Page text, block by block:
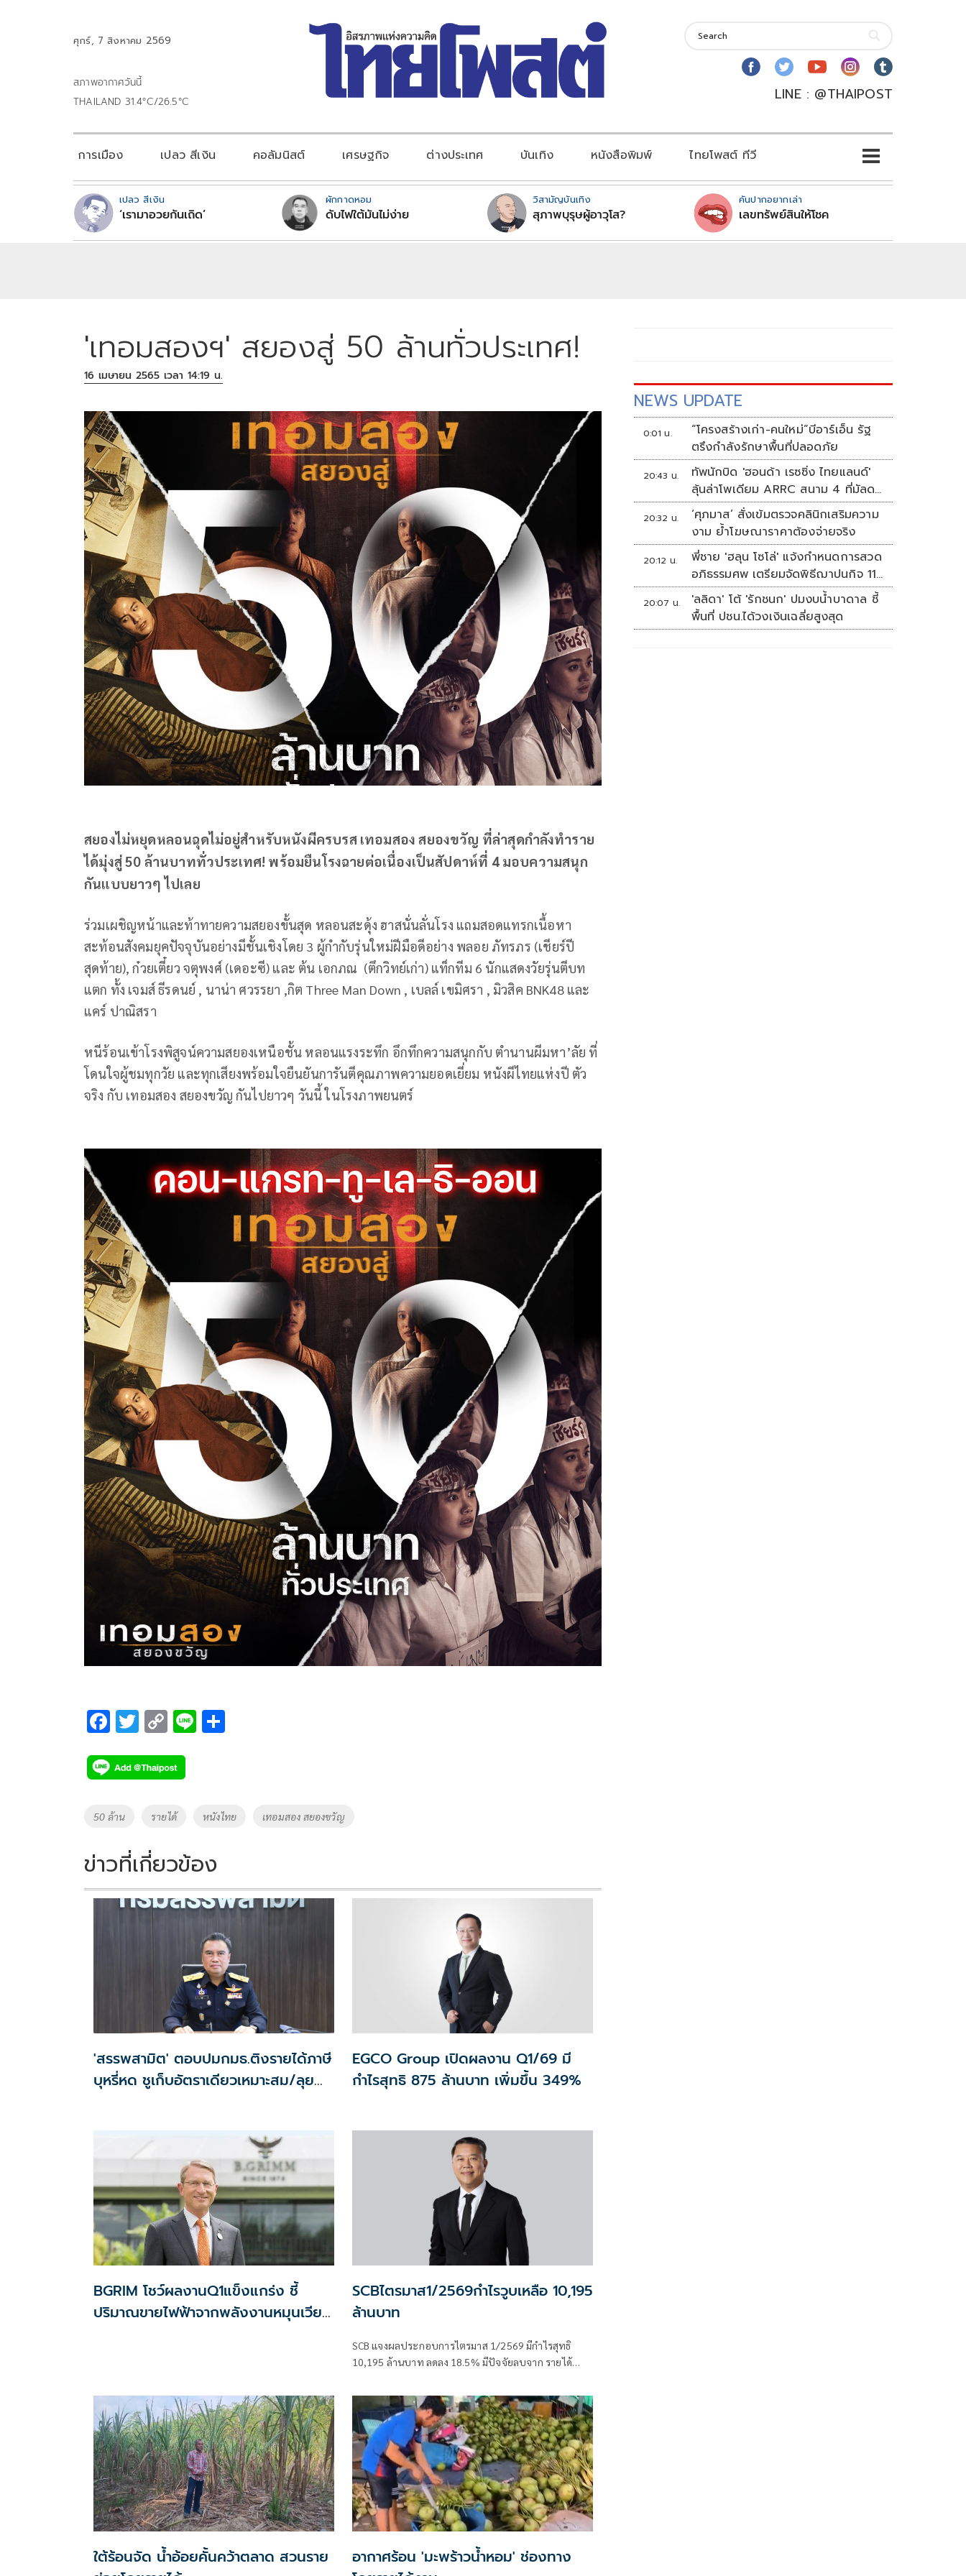
ศุกร์, 7 สิงหาคม 2569
สภาพอากาศวันนี้
THAILAND 31.4°C/26.5°C
LINE : @THAIPOST
การเมือง เปลว สีเงิน คอลัมนิสต์ เศรษฐกิจ ต่างประเทศ บันเทิง หนังสือพิมพ์ ไทยโพสต์ ทีวี
เปลว สีเงิน
‘เรามาอวยกันเถิด’
ผักกาดหอม
ดับไฟใต้มันไม่ง่าย
วิสามัญบันเทิง
สุภาพบุรุษผู้อาวุโส?
คันปากอยากเล่า
เลขทรัพย์สินให้โชค
'เทอมสองฯ' สยองสู่ 50 ล้านทั่วประเทศ!
16 เมษายน 2565 เวลา 14:19 น.
สยองไม่หยุดหลอนฉุดไม่อยู่สำหรับหนังผีครบรส เทอมสอง สยองขวัญ ที่ล่าสุดกำลังทำราย
ได้มุ่งสู่ 50 ล้านบาททั่วประเทศ! พร้อมยืนโรงฉายต่อเนื่องเป็นสัปดาห์ที่ 4 มอบความสนุก
กันแบบยาวๆ ไปเลย
ร่วมเผชิญหน้าและท้าทายความสยองขั้นสุด หลอนสะดุ้ง ฮาสนั่นลั่นโรง แถมสอดแทรกเนื้อหา
สะท้อนสังคมยุคปัจจุบันอย่างมีชั้นเชิงโดย 3 ผู้กำกับรุ่นใหม่ฝีมือดีอย่าง พลอย ภัทรภร (เชียร์ปี
สุดท้าย), ก๋วยเตี๋ยว จตุพงศ์ (เดอะซี) และ ต้น เอกภณ (ตึกวิทย์เก่า) แท็กทีม 6 นักแสดงวัยรุ่นตีบท
แตก ทั้ง เจมส์ ธีรดนย์ , นาน่า ศวรรยา ,กิต Three Man Down , เบลล์ เขมิศรา , มิวสิค BNK48 และ
แคร์ ปาณิสรา
หนีร้อนเข้าโรงพิสูจน์ความสยองเหนือชั้น หลอนแรงระทึก อึกทึกความสนุกกับ ตำนานผีมหา’ลัย ที่
โดนใจผู้ชมทุกวัย และทุกเสียงพร้อมใจยืนยันการันตีคุณภาพความยอดเยี่ยม หนังผีไทยแห่งปี ตัว
จริง กับ เทอมสอง สยองขวัญ กันไปยาวๆ วันนี้ ในโรงภาพยนตร์
F
e
b
o
k
T
tt
er
C
p
y
Li
k
Li
Tags
50 ล้าน รายได้ หนังไทย เทอมสอง สยองขวัญ
ข่าวที่เกี่ยวข้อง
'สรรพสามิต' ตอบปมกมธ.ติงรายได้ภาษี
บุหรี่หด ชูเก็บอัตราเดียวเหมาะสม/ลุย
EGCO Group เปิดผลงาน Q1/69 มี
กำไรสุทธิ 875 ล้านบาท เพิ่มขึ้น 349%
BGRIM โชว์ผลงานQ1แข็งแกร่ง ชี้
ปริมาณขายไฟฟ้าจากพลังงานหมุนเวียน
SCBไตรมาส1/2569กำไรวูบเหลือ 10,195
ล้านบาท
SCB แจงผลประกอบการไตรมาส 1/2569 มีกำไรสุทธิ
10,195 ล้านบาท ลดลง 18.5% มีปัจจัยลบจาก รายได้
สามารถควบคุมค่าใช้จ่ายในการดำเนินงานให้ลดลงได้
2.3%
ใต้ร้อนจัด น้ำอ้อยคั้นคว้าตลาด สวนราย
อากาศร้อน 'มะพร้าวน้ำหอม' ช่องทาง
NEWS UPDATE
0:01 น.
“โครงสร้างเก่า-คนใหม่”บีอาร์เอ็น รัฐ
ตรึงกำลังรักษาพื้นที่ปลอดภัย
20:43 น.
ทัพนักบิด 'ฮอนด้า เรซซิ่ง ไทยแลนด์'
ลุ้นล่าโพเดียม ARRC สนาม 4 ที่มัลดา
ลิกา
20:32 น.
‘ศุภมาส’ สั่งเข้มตรวจคลินิกเสริมความ
งาม ย้ำโฆษณาราคาต้องจ่ายจริง
20:12 น.
พี่ชาย 'ฮลุน โซโล่' แจ้งกำหนดการสวด
อภิธรรมศพ เตรียมจัดพิธีฌาปนกิจ 11
ส.ค.
20:07 น.
'ลลิดา' โต้ 'รักชนก' ปมงบน้ำบาดาล ชี้
พื้นที่ ปชน.ได้วงเงินเฉลี่ยสูงสุด